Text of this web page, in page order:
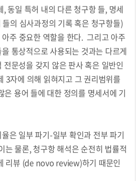
동일 특허 내의 다른 청구항 들, 명세
의 심사과정의 기록 혹은 청구항들)
주 중요한 역할을 한다. 그리고 아주
통상적으로 사용되는 것과는 다르게
문성을 갖지 않은 판사 혹은 일반인
3자에 의해 읽혀지고 그 권리범위를
용어 들에 대한 정의를 명세서에 기
은 일부 파기-일부 확인과 전부 파기
물론, 청구항 해석은 순전히 법률적
리뷰 (de novo review)하기 때문인